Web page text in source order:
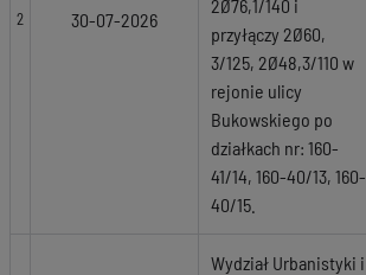
2 30-07-2026
2Ø76,1/140 i
przyłączy 2Ø60,
3/125, 2Ø48,3/110 w
rejonie ulicy
Bukowskiego po
działkach nr: 160-
41/14, 160-40/13, 160-
40/15.
Wydział Urbanistyki i